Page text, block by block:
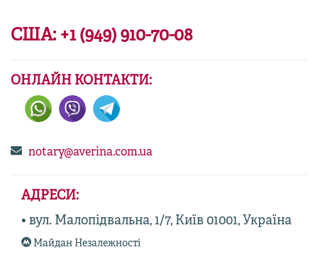
США: +1 (949) 910-70-08
ОНЛАЙН КОНТАКТИ:
notary@averina.com.ua
АДРЕСИ:
• вул. Малопідвальна, 1/7, Київ 01001, Україна
Майдан Незалежності